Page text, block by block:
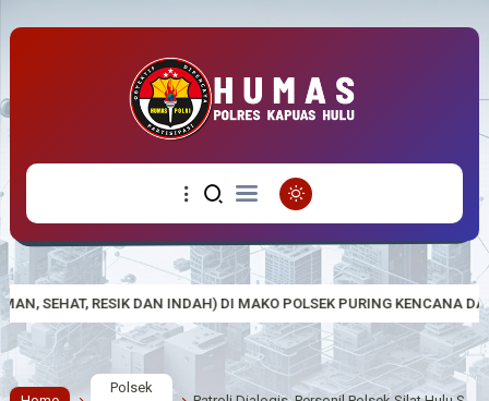
DI MAKO POLSEK PURING KENCANA DALAM RANGKA HUT RI KE-
Polsek